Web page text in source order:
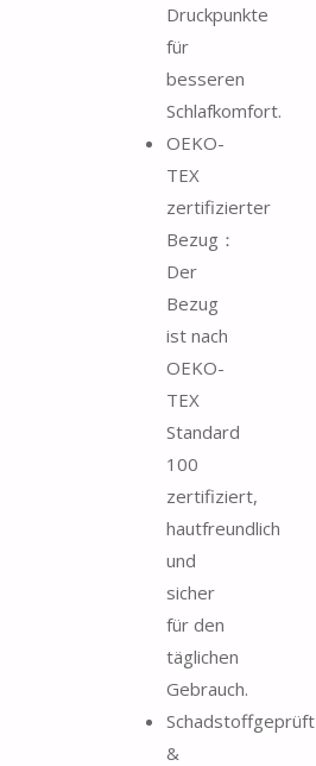
Druckpunkte
für
besseren
Schlafkomfort.
OEKO-
TEX
zertifizierter
Bezug：
Der
Bezug
ist nach
OEKO-
TEX
Standard
100
zertifiziert,
hautfreundlich
und
sicher
für den
täglichen
Gebrauch.
Schadstoffgeprüft
&